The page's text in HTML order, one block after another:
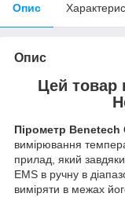
Опис
Опис
Цей товар
Пірометр Benetech
вимірювання
прилад, який
EMS в ручну в
виміряти в межах